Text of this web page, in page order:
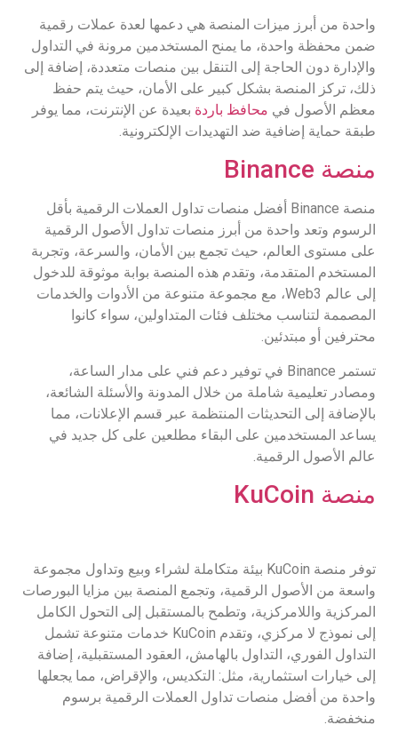
واحدة من أبرز ميزات المنصة هي دعمها لعدة عملات رقمية
ضمن محفظة واحدة، ما يمنح المستخدمين مرونة في التداول
والإدارة دون الحاجة إلى التنقل بين منصات متعددة، إضافة إلى
ذلك، تركز المنصة بشكل كبير على الأمان، حيث يتم حفظ
معظم الأصول في محافظ باردة بعيدة عن الإنترنت، مما يوفر
طبقة حماية إضافية ضد التهديدات الإلكترونية.
منصة Binance
منصة Binance أفضل منصات تداول العملات الرقمية بأقل
الرسوم وتعد واحدة من أبرز منصات تداول الأصول الرقمية
على مستوى العالم، حيث تجمع بين الأمان، والسرعة، وتجربة
المستخدم المتقدمة، وتقدم هذه المنصة بوابة موثوقة للدخول
إلى عالم Web3، مع مجموعة متنوعة من الأدوات والخدمات
المصممة لتناسب مختلف فئات المتداولين، سواء كانوا
محترفين أو مبتدئين.
تستمر Binance في توفير دعم فني على مدار الساعة،
ومصادر تعليمية شاملة من خلال المدونة والأسئلة الشائعة،
بالإضافة إلى التحديثات المنتظمة عبر قسم الإعلانات، مما
يساعد المستخدمين على البقاء مطلعين على كل جديد في
عالم الأصول الرقمية.
منصة KuCoin
توفر منصة KuCoin بيئة متكاملة لشراء وبيع وتداول مجموعة
واسعة من الأصول الرقمية، وتجمع المنصة بين مزايا البورصات
المركزية واللامركزية، وتطمح بالمستقبل إلى التحول الكامل
إلى نموذج لا مركزي، وتقدم KuCoin خدمات متنوعة تشمل
التداول الفوري، التداول بالهامش، العقود المستقبلية، إضافة
إلى خيارات استثمارية، مثل: التكديس، والإقراض، مما يجعلها
واحدة من أفضل منصات تداول العملات الرقمية برسوم
منخفضة.